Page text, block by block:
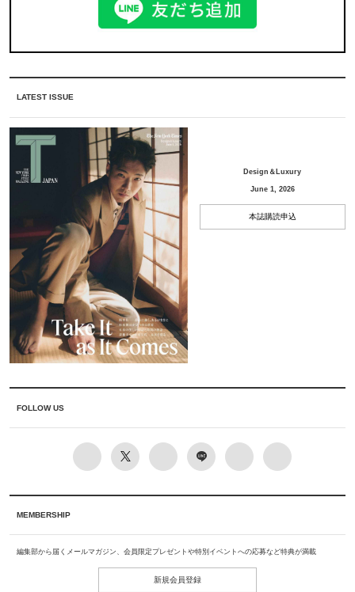
LATEST ISSUE
Design＆Luxury
June 1, 2026
本誌購読申込
FOLLOW US
MEMBERSHIP
編集部から届くメールマガジン、会員限定プレゼントや特別イベントへの応募など特典が満載
新規会員登録